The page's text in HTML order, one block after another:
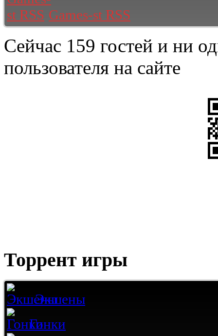
Games-st RSS
Сейчас 159 гостей и ни
пользователя на сайте
Торрент игры
Экшены
Гонки